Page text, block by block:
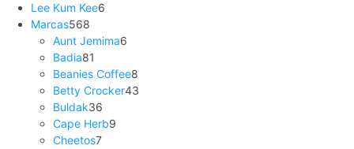
Lee Kum Kee6
Marcas568
Aunt Jemima6
Badia81
Beanies Coffee8
Betty Crocker43
Buldak36
Cape Herb9
Cheetos7